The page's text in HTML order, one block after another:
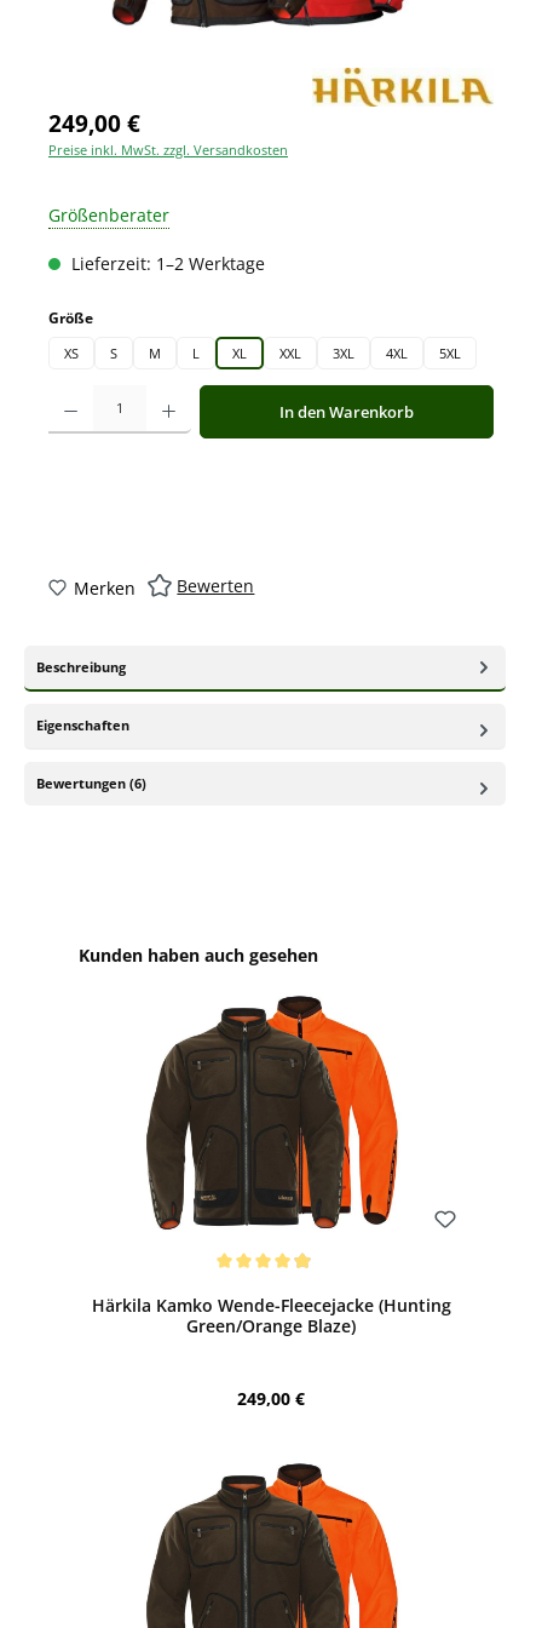
249,00 €
Preise inkl. MwSt. zzgl. Versandkosten
Größenberater
Lieferzeit: 1–2 Werktage
Größeauswählen
XS S M L XL XXL 3XL 4XL 5XL
Produkt Anzahl: Gib den gewünschten Wert ein oder benutze die
In den Warenkorb
Merken Bewerten
Beschreibung
Eigenschaften
Bewertungen (6)
Produktgalerie überspringen
Kunden haben auch gesehen
Härkila Kamko Wende-Fleecejacke (Hunting
Green/Orange Blaze)
Regulärer Preis:
249,00 €